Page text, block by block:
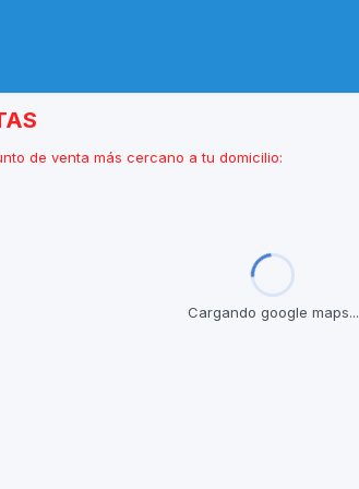
de venta más cercano a tu domicilio:
Cargando google maps...